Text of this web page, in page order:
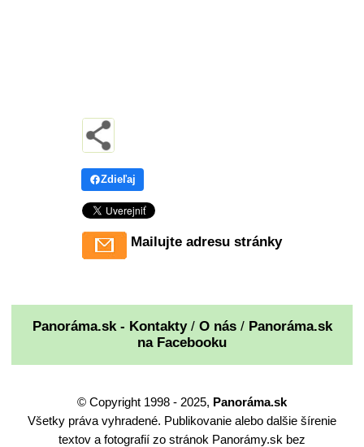
Zdieľaj
Mailujte adresu stránky
Panoráma.sk - Kontakty/ O nás/ Panoráma.sk
na Facebooku
© Copyright 1998 - 2025, Panoráma.sk
Všetky práva vyhradené. Publikovanie alebo dalšie šírenie
textov a fotografií zo stránok Panorámy.sk bez